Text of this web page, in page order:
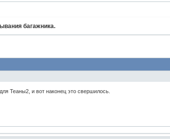
багажника.
Теаны2, и вот наконец это свершилось.